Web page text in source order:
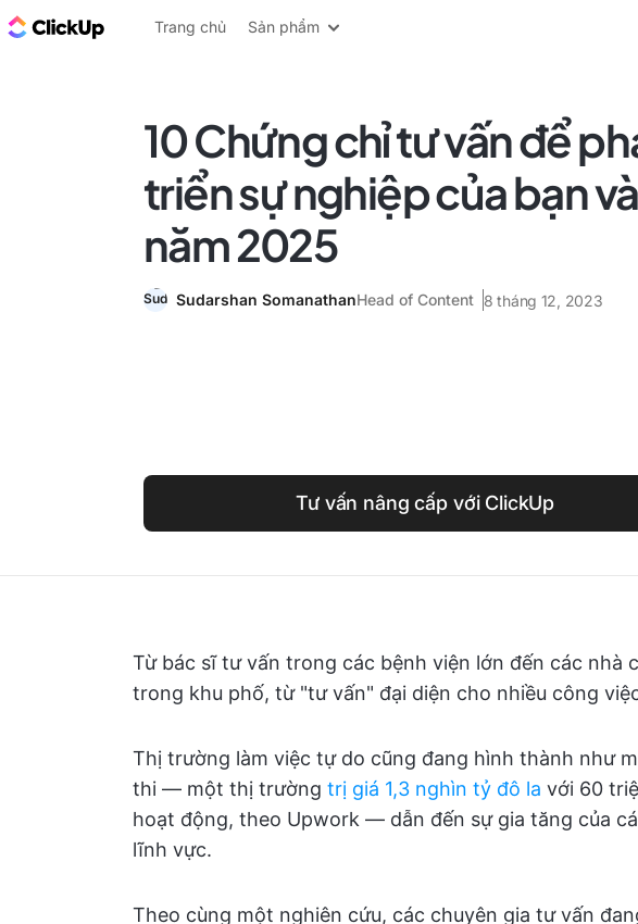
ClickUp Blog
Trang chủ Sản phẩm
10 Chứng chỉ tư vấn để
triển sự nghiệp của bạn
năm 2025
Sudarshan SomanathanHead of Content 8 tháng 12, 2023
Tư vấn nâng cấp với ClickUp
Từ bác sĩ tư vấn trong các bệnh viện lớn đến các nhà
trong khu phố, từ "tư vấn" đại diện cho nhiều công
Thị trường làm việc tự do cũng đang hình thành như
thi — một thị trường trị giá 1,3 nghìn tỷ đô la với 60
hoạt động, theo Upwork — dẫn đến sự gia tăng của
lĩnh vực.
Theo cùng một nghiên cứu, các chuyên gia tư vấn